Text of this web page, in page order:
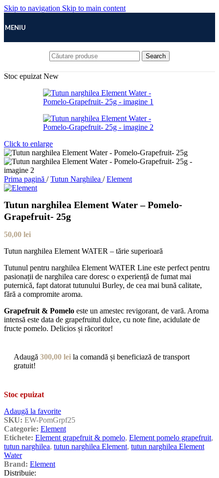
Skip to navigation Skip to main content
MENIU
Search
Stoc epuizat New
Click to enlarge
Prima pagină / Tutun Narghilea / Element
Tutun narghilea Element Water – Pomelo-
Grapefruit- 25g
50,00 lei
Tutun narghilea Element WATER – tărie superioară
Tutunul pentru narghilea Element WATER Line este perfect pentru
pasionații de narghilea care doresc o experiență de fumat mai
puternică, fapt datorat tutunului Burley, de cea mai bună calitate,
fără a compromite aroma.
Grapefruit & Pomelo este un amestec revigorant, de vară. Aroma
intensă este data de grapefruitul dulce, cu note fine, acidulate de
fructe pomelo. Delicios și răcoritor!
Adaugă 300,00 lei la comandă și beneficiază de transport
gratuit!
Stoc epuizat
Adaugă la favorite
SKU: EW-PomGrpf25
Categorie: Element
Etichete: Element grapefruit & pomelo, Element pomelo grapefruit,
tutun narghilea, tutun narghilea Element, tutun narghilea Element
Water
Brand: Element
Distribuie: